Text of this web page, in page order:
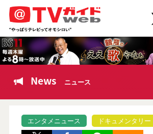
News ニュース
エンタメニュース ドキュメンタリー